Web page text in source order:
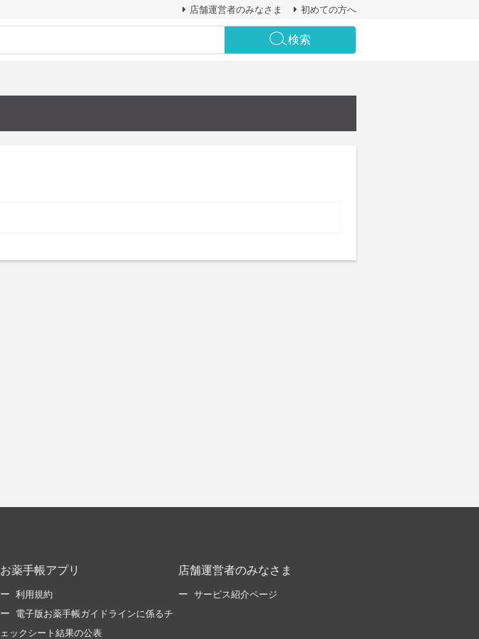
店舗運営者のみなさま 初めての方へ
検索
お薬手帳アプリ
利用規約
電子版お薬手帳ガイドラインに係るチ
ェックシート結果の公表
店舗運営者のみなさま
サービス紹介ページ